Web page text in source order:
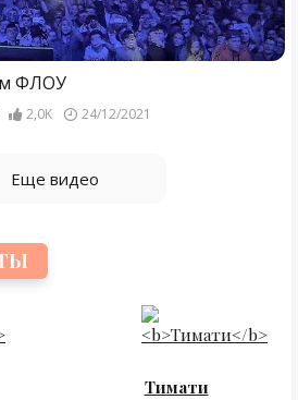
ФЛОУ
2,0K 24/12/2021
Еще видео
Тимати